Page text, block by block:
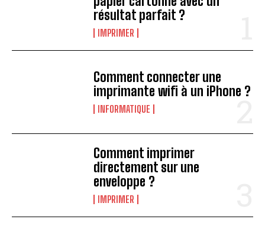
résultat parfait ?
IMPRIMER
Comment connecter une
imprimante wifi à un iPhone ?
INFORMATIQUE
Comment imprimer
directement sur une
enveloppe ?
IMPRIMER